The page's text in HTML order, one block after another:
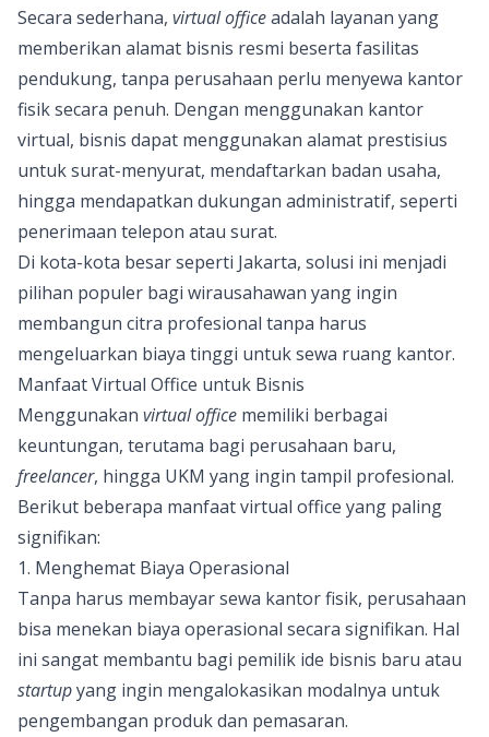
Secara sederhana, virtual officeadalah layanan yang
memberikan alamat bisnis resmi beserta fasilitas
pendukung, tanpa perusahaan perlu menyewa kantor
fisik secara penuh. Dengan menggunakan kantor
virtual, bisnis dapat menggunakan alamat prestisius
untuk surat-menyurat, mendaftarkan badan usaha,
hingga mendapatkan dukungan administratif, seperti
penerimaan telepon atau surat.
Di kota-kota besar seperti Jakarta, solusi ini menjadi
pilihan populer bagi wirausahawan yang ingin
membangun citra profesional tanpa harus
mengeluarkan biaya tinggi untuk sewa ruang kantor.
Manfaat Virtual Office untuk Bisnis
Menggunakan virtual office memiliki berbagai
keuntungan, terutama bagi perusahaan baru,
freelancer, hingga UKM yang ingin tampil profesional.
Berikut beberapa manfaat virtual office yang paling
signifikan:
1. Menghemat Biaya Operasional
Tanpa harus membayar sewa kantor fisik, perusahaan
bisa menekan biaya operasional secara signifikan. Hal
ini sangat membantu bagi pemilik ide bisnis baru atau
startupyang ingin mengalokasikan modalnya untuk
pengembangan produk dan pemasaran.